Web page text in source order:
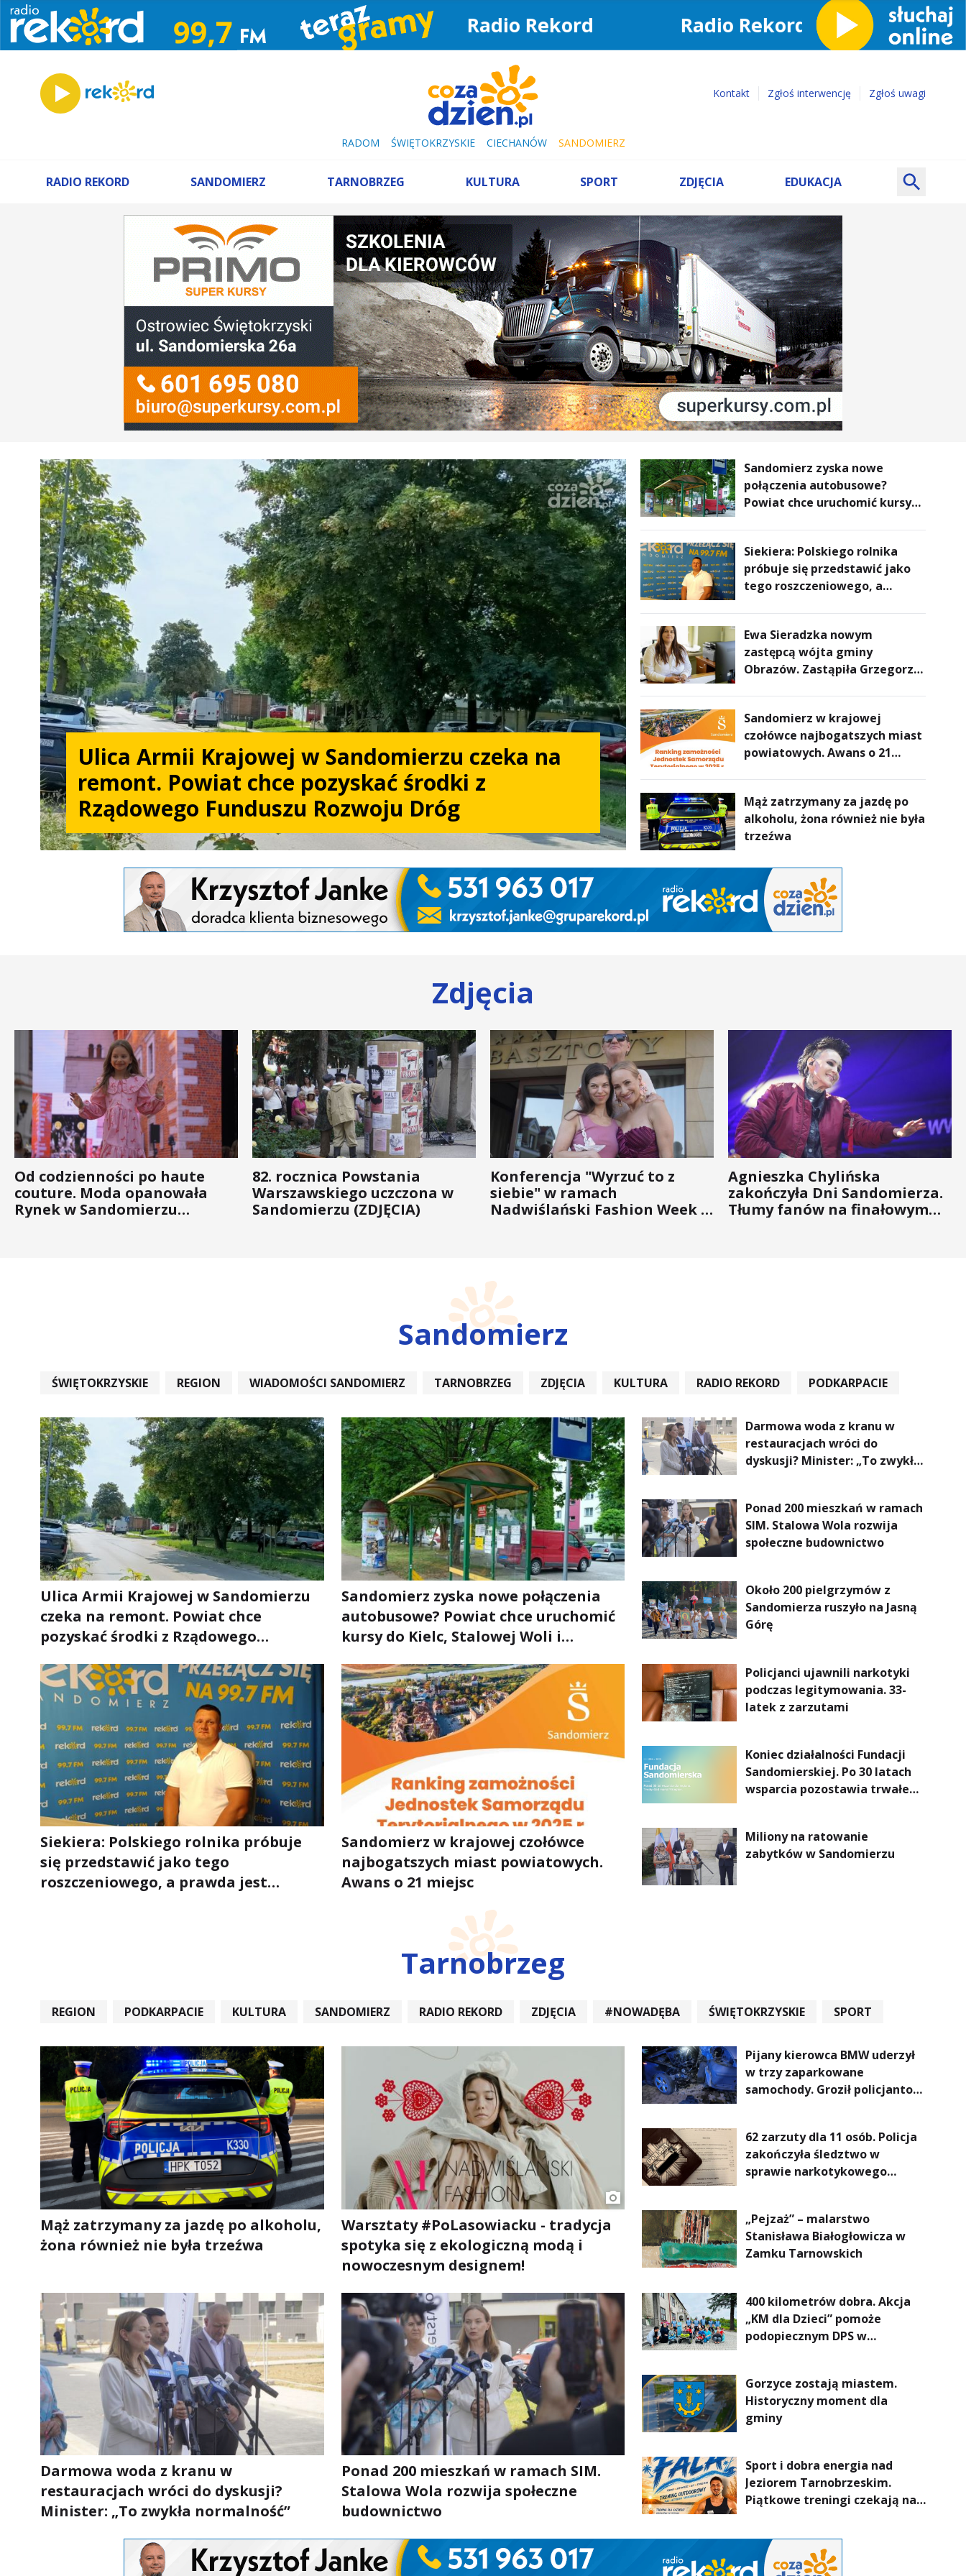
Radio Rekord
Kontakt Zgłoś interwencję Zgłoś uwagi
RADOM ŚWIĘTOKRZYSKIE CIECHANÓW SANDOMIERZ
RADIO REKORD SANDOMIERZ TARNOBRZEG KULTURA SPORT ZDJĘCIA EDUKACJA
Ulica Armii Krajowej w Sandomierzu czeka na
remont. Powiat chce pozyskać środki z
Rządowego Funduszu Rozwoju Dróg
Sandomierz zyska nowe
połączenia autobusowe?
Powiat chce uruchomić kursy
Siekiera: Polskiego rolnika
próbuje się przedstawić jako
tego roszczeniowego, a
Ewa Sieradzka nowym
zastępcą wójta gminy
Obrazów. Zastąpiła Grzegorza
Sandomierz w krajowej
czołówce najbogatszych miast
powiatowych. Awans o 21
Mąż zatrzymany za jazdę po
alkoholu, żona również nie była
trzeźwa
Zdjęcia
Od codzienności po haute
couture. Moda opanowała
Rynek w Sandomierzu
82. rocznica Powstania
Warszawskiego uczczona w
Sandomierzu (ZDJĘCIA)
Konferencja "Wyrzuć to z
siebie" w ramach
Nadwiślański Fashion Week -
Agnieszka Chylińska
zakończyła Dni Sandomierza.
Tłumy fanów na finałowym
Sandomierz
ŚWIĘTOKRZYSKIE REGION WIADOMOŚCI SANDOMIERZ TARNOBRZEG ZDJĘCIA KULTURA RADIO REKORD
PODKARPACIE
Ulica Armii Krajowej w Sandomierzu
czeka na remont. Powiat chce
pozyskać środki z Rządowego
Sandomierz zyska nowe połączenia
autobusowe? Powiat chce uruchomić
kursy do Kielc, Stalowej Woli i
Siekiera: Polskiego rolnika próbuje
się przedstawić jako tego
roszczeniowego, a prawda jest
Sandomierz w krajowej czołówce
najbogatszych miast powiatowych.
Awans o 21 miejsc
Darmowa woda z kranu w
restauracjach wróci do
dyskusji? Minister: „To zwykła
Ponad 200 mieszkań w ramach
SIM. Stalowa Wola rozwija
społeczne budownictwo
Około 200 pielgrzymów z
Sandomierza ruszyło na Jasną
Górę
Policjanci ujawnili narkotyki
podczas legitymowania. 33-
latek z zarzutami
Koniec działalności Fundacji
Sandomierskiej. Po 30 latach
wsparcia pozostawia trwałe
Miliony na ratowanie
zabytków w Sandomierzu
Tarnobrzeg
REGION PODKARPACIE KULTURA SANDOMIERZ RADIO REKORD ZDJĘCIA #NOWADĘBA ŚWIĘTOKRZYSKIE
SPORT
Mąż zatrzymany za jazdę po alkoholu,
żona również nie była trzeźwa
Warsztaty #PoLasowiacku - tradycja
spotyka się z ekologiczną modą i
nowoczesnym designem!
Darmowa woda z kranu w
restauracjach wróci do dyskusji?
Minister: „To zwykła normalność”
Ponad 200 mieszkań w ramach SIM.
Stalowa Wola rozwija społeczne
budownictwo
Pijany kierowca BMW uderzył
w trzy zaparkowane
samochody. Groził policjantom
62 zarzuty dla 11 osób. Policja
zakończyła śledztwo w
sprawie narkotykowego
„Pejzaż” – malarstwo
Stanisława Białogłowicza w
Zamku Tarnowskich
400 kilometrów dobra. Akcja
„KM dla Dzieci” pomoże
podopiecznym DPS w
Gorzyce zostają miastem.
Historyczny moment dla
gminy
Sport i dobra energia nad
Jeziorem Tarnobrzeskim.
Piątkowe treningi czekają na